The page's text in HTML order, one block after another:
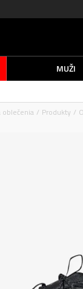
MUŽI
oblečenia
Produkty